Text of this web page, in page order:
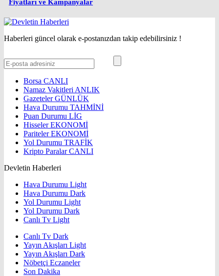
Fiyatları ve Kampanyalar
Haberleri güncel olarak e-postanızdan takip edebilirsiniz !
Borsa CANLI
Namaz Vakitleri ANLIK
GazetelerGÜNLÜK
Hava Durumu TAHMİNİ
Puan Durumu LİG
HisselerEKONOMİ
ParitelerEKONOMİ
Yol Durumu TRAFİK
Kripto ParalarCANLI
Devletin Haberleri
Hava Durumu Light
Hava Durumu Dark
Yol Durumu Light
Yol Durumu Dark
Canlı Tv Light
Canlı Tv Dark
Yayın Akışları Light
Yayın Akışları Dark
Nöbetçi Eczaneler
Son Dakika